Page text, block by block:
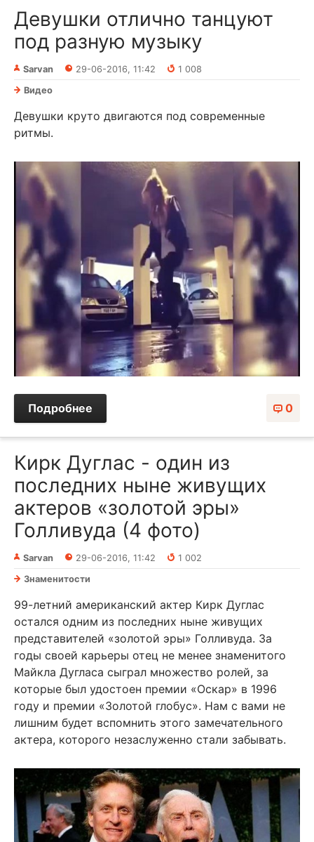
Девушки отлично танцуют
под разную музыку
Sarvan 29-06-2016, 11:42
1 008
Видео
Девушки круто двигаются под современные
ритмы.
0
Подробнее
Кирк Дуглас - один из
последних ныне живущих
актеров «золотой эры»
Голливуда (4 фото)
Sarvan 29-06-2016, 11:42
1 002
Знаменитости
99-летний американский актер Кирк Дуглас
остался одним из последних ныне живущих
представителей «золотой эры» Голливуда. За
годы своей карьеры отец не менее знаменитого
Майкла Дугласа сыграл множество ролей, за
которые был удостоен премии «Оскар» в 1996
году и премии «Золотой глобус». Нам с вами не
лишним будет вспомнить этого замечательного
актера, которого незаслуженно стали забывать.